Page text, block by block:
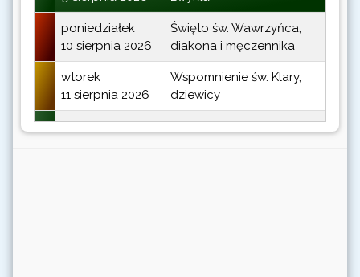
poniedziałek
10 sierpnia 2026
Święto św. Wawrzyńca,
diakona i męczennika
wtorek
11 sierpnia 2026
Wspomnienie św. Klary,
dziewicy
środa
Dzień Powszedni albo